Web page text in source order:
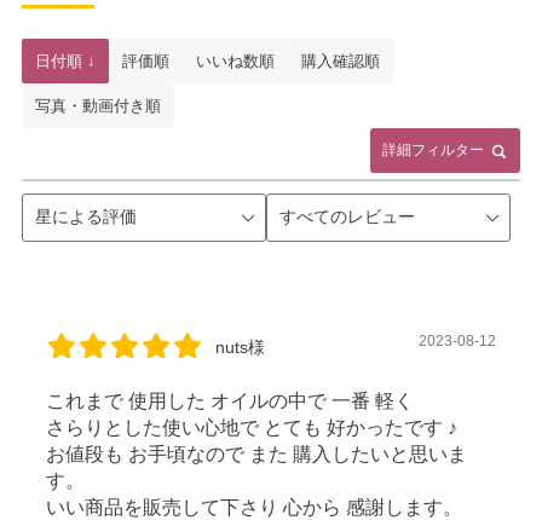
詳細フィルター
日付順 ↓ 評価順 いいね数順 購入確認順
写真・動画付き順
nuts様 2023-08-12
これまで 使用した オイルの中で 一番 軽く
さらりとした使い心地で とても 好かったです ♪
お値段も お手頃なので また 購入したいと思いま
す。
いい商品を販売して下さり 心から 感謝します。